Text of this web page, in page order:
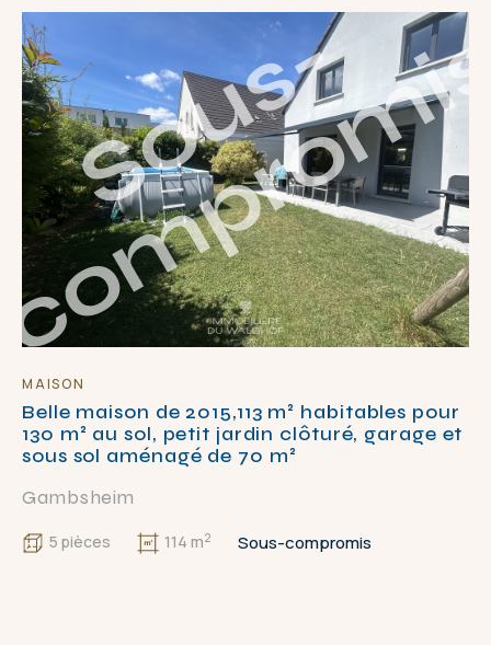
S
o
u
s
-
c
o
m
p
r
o
m
i
MAISON
Belle maison de 2015,113 m² habitables pour
130 m² au sol, petit jardin clôturé, garage et
sous sol aménagé de 70 m²
Gambsheim
5 pièces 114 m2 Sous-compromis